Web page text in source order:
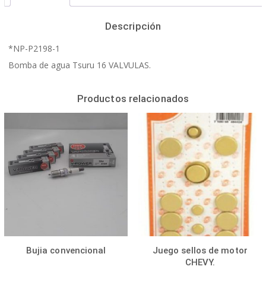
Descripción
*NP-P2198-1
Bomba de agua Tsuru 16 VALVULAS.
Productos relacionados
Bujia convencional
Juego sellos de motor
CHEVY.